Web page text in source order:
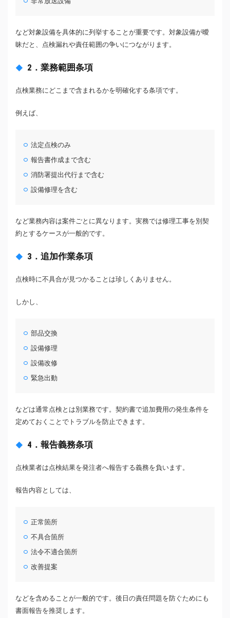
など対象設備を具体的に列挙することが重要です。対象設備が曖
昧だと、点検漏れや責任範囲の争いにつながります。
2．業務範囲条項
点検業務にどこまで含まれるかを明確化する条項です。
例えば、
法定点検のみ
報告書作成まで含む
消防署提出代行まで含む
設備修理を含む
など業務内容は案件ごとに異なります。実務では修理工事を別契
約とするケースが一般的です。
3．追加作業条項
点検時に不具合が見つかることは珍しくありません。
しかし、
部品交換
設備修理
設備改修
緊急出動
などは通常点検とは別業務です。契約書で追加費用の発生条件を
定めておくことでトラブルを防止できます。
4．報告義務条項
点検業者は点検結果を発注者へ報告する義務を負います。
報告内容としては、
正常箇所
不具合箇所
法令不適合箇所
改善提案
などを含めることが一般的です。後日の責任問題を防ぐためにも
書面報告を推奨します。